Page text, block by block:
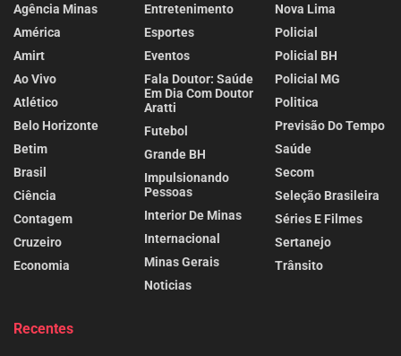
Agência Minas
América
Amirt
Ao Vivo
Atlético
Belo Horizonte
Betim
Brasil
Ciência
Contagem
Cruzeiro
Economia
Entretenimento
Esportes
Eventos
Fala Doutor: Saúde
Em Dia Com Doutor
Aratti
Futebol
Grande BH
Impulsionando
Pessoas
Interior De Minas
Internacional
Minas Gerais
Noticias
Nova Lima
Policial
Policial BH
Policial MG
Politica
Previsão Do Tempo
Saúde
Secom
Seleção Brasileira
Séries E Filmes
Sertanejo
Trânsito
Recentes